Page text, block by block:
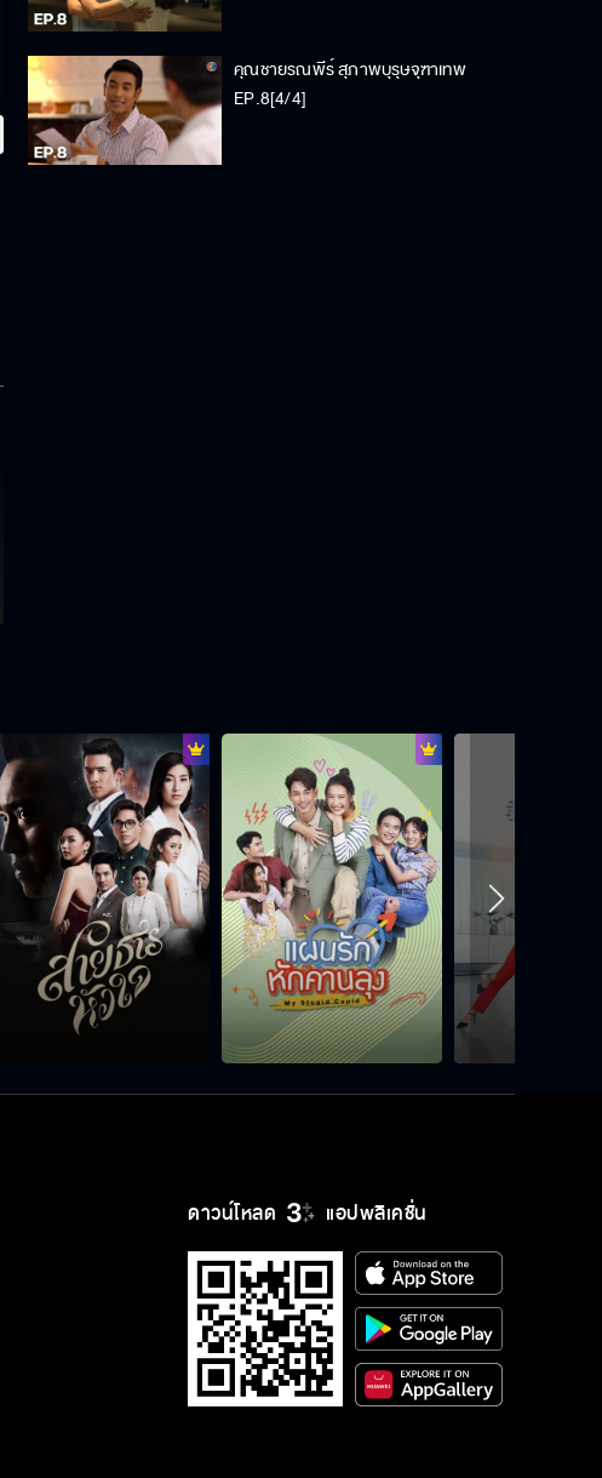
คุณชายรณพีร์ สุภาพบุรุษจุฑาเทพ
EP.8[4/4]
ดาวน์โหลด แอปพลิเคชั่น